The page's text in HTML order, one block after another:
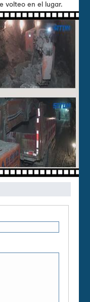
volteo en el lugar.